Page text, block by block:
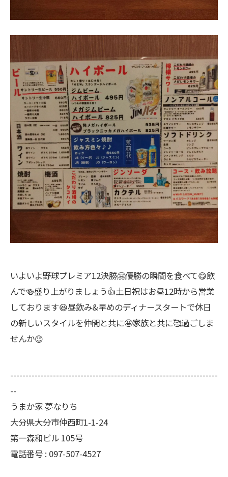
いよいよ野球プレミア12決勝🤗優勝の瞬間を食べて😋飲
んで🍻盛り上がりましょう👍土日祝はお昼12時から営業
しております😆昼飲み&早めのディナースタートで休日
の新しいスタイルを仲間と共に🤩家族と共に🥰過ごしま
せんか😉
--------------------------------------------------------------------
--
うまか家 夢なりち
大分県大分市仲西町1-1-24
第一森和ビル 105号
電話番号 : 097-507-4527